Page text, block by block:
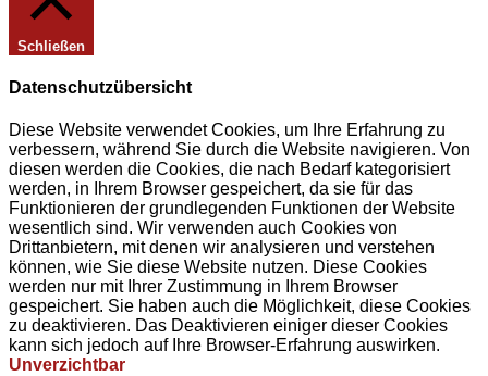
Schließen
Datenschutzübersicht
Diese Website verwendet Cookies, um Ihre Erfahrung zu
verbessern, während Sie durch die Website navigieren. Von
diesen werden die Cookies, die nach Bedarf kategorisiert
werden, in Ihrem Browser gespeichert, da sie für das
Funktionieren der grundlegenden Funktionen der Website
wesentlich sind. Wir verwenden auch Cookies von
Drittanbietern, mit denen wir analysieren und verstehen
können, wie Sie diese Website nutzen. Diese Cookies
werden nur mit Ihrer Zustimmung in Ihrem Browser
gespeichert. Sie haben auch die Möglichkeit, diese Cookies
zu deaktivieren. Das Deaktivieren einiger dieser Cookies
kann sich jedoch auf Ihre Browser-Erfahrung auswirken.
Unverzichtbar